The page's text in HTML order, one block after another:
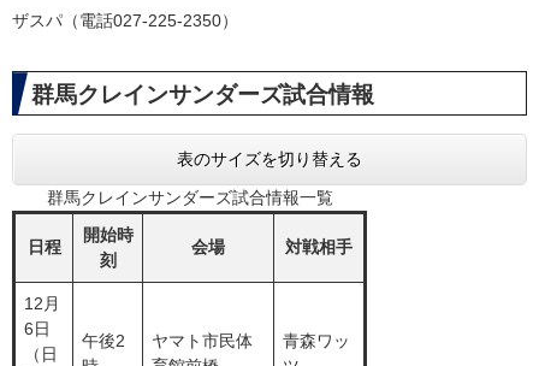
ザスパ（電話027-225-2350）
群馬クレインサンダーズ試合情報
表のサイズを切り替える
群馬クレインサンダーズ試合情報一覧
日程
開始時
刻
会場 対戦相手
12月
6日
（日
午後2
ヤマト市民体
青森ワッ